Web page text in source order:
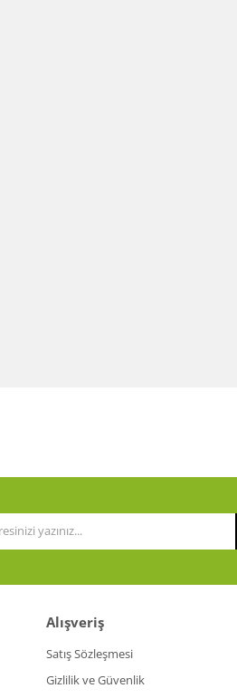
Alışveriş
Satış Sözleşmesi
Gizlilik ve Güvenlik